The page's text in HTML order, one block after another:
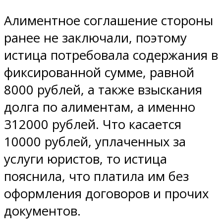
Алиментное соглашение стороны
ранее не заключали, поэтому
истица потребовала содержания в
фиксированной сумме, равной
8000 рублей, а также взыскания
долга по алиментам, а именно
312000 рублей. Что касается
10000 рублей, уплаченных за
услуги юристов, то истица
пояснила, что платила им без
оформления договоров и прочих
документов.